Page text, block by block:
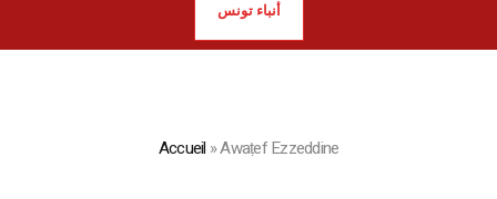
أنباء تونس
Accueil »Awaṭef Ezzeddine